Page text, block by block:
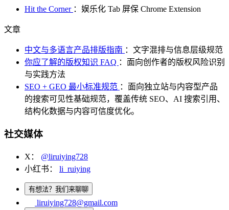
Hit the Corner ：娱乐化 Tab 屏保 Chrome Extension
文章
中文与多语言产品排版指南 ：文字混排与信息层级规范
你应了解的版权知识 FAQ ：面向创作者的版权风险识别
与实践方法
SEO + GEO 最小标准规范 ：面向独立站与内容型产品
的搜索可见性基础规范，覆盖传统 SEO、AI 搜索引用、
结构化数据与内容可信度优化。
社交媒体
X： @liruiying728
小红书： li_ruiying
有想法？我们来聊聊
liruiying728@gmail.com